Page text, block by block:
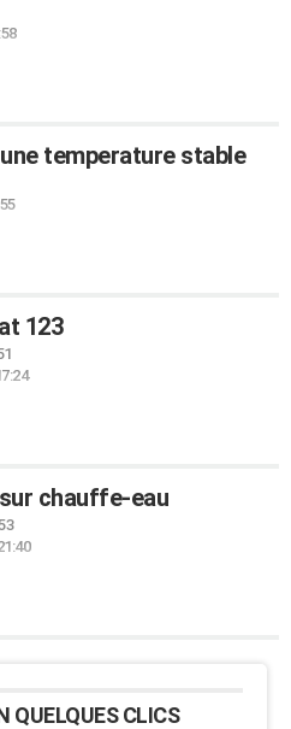
temperature stable
123
chauffe-eau
QUELQUES CLICS